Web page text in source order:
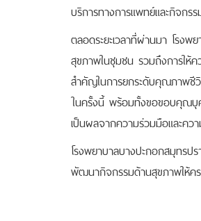
บริการทางการแพทย์และกิจกรร
ตลอดระยะเวลาที่ผ่านมา โรง
สุขภาพในชุมชน รวมถึงการให้
สำคัญในการยกระดับคุณภาพชี
ในครั้งนี้ พร้อมทั้งขอขอบคุณบุค
เป็นผลจากความร่วมมือและคว
โรงพยาบาลบางปะกอกสมุทรป
พัฒนากิจกรรมด้านสุขภาพให้ค